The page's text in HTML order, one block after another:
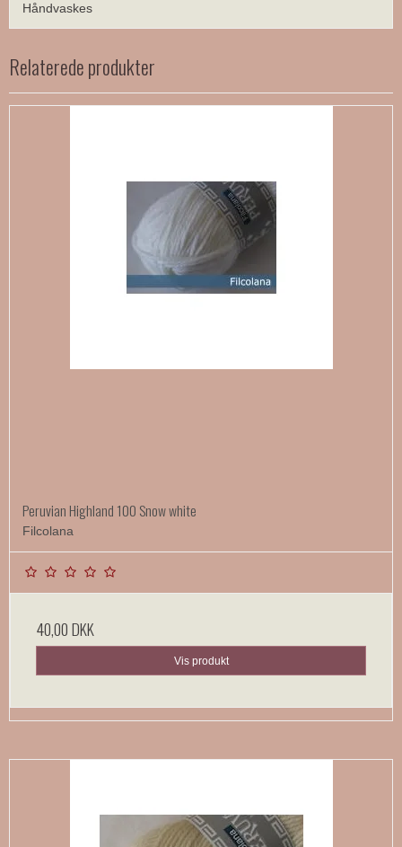
Håndvaskes
Relaterede produkter
Peruvian Highland 100 Snow white
Filcolana
40,00 DKK
Vis produkt